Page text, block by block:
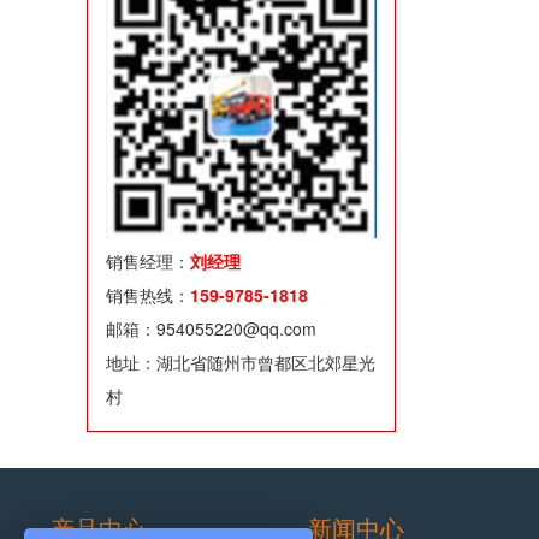
销售经理： 刘经理
销售热线： 159-9785-1818
邮箱：954055220@qq.com
地址：湖北省随州市曾都区北郊星光
村
产品中心 新闻中心